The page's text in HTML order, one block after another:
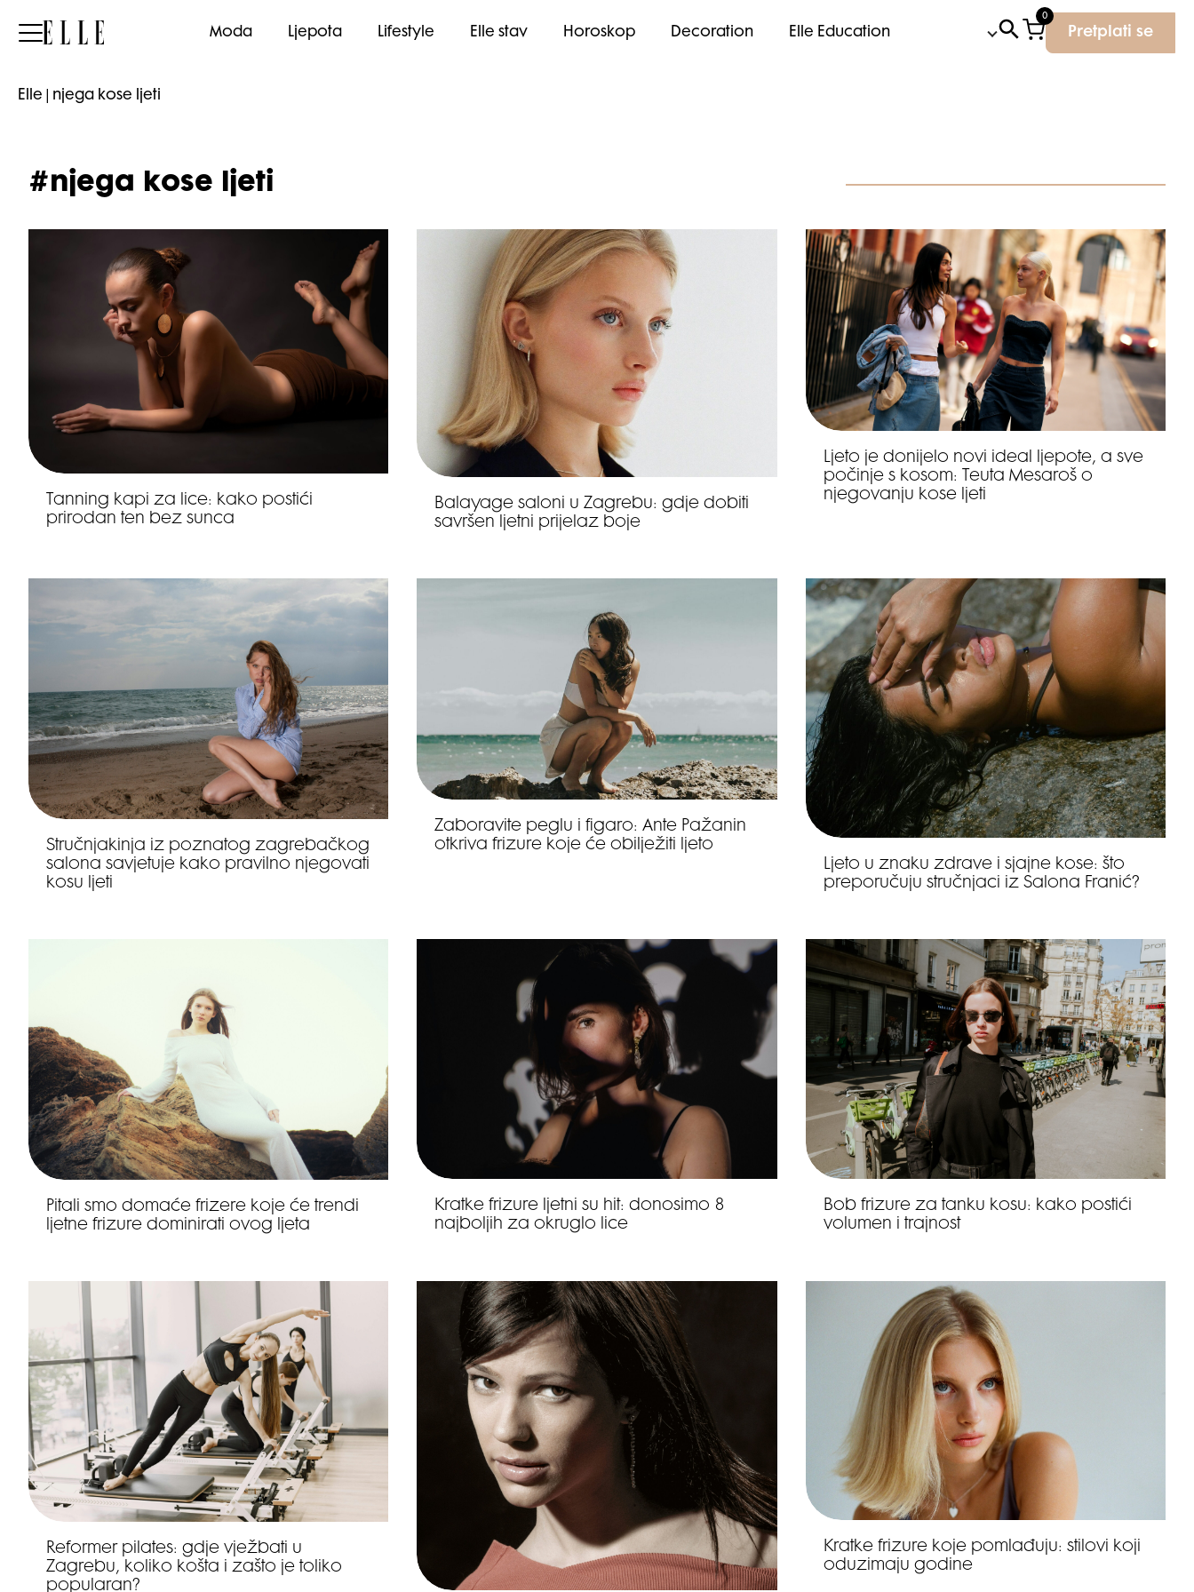
Elle Moda Ljepota Lifestyle Elle stav Horoskop Decoration Elle Education
0
Pretplati se
Elle njega kose ljeti
#njega kose ljeti
Tanning kapi za lice: kako postići
prirodan ten bez sunca
Balayage saloni u Zagrebu: gdje dobiti
savršen ljetni prijelaz boje
Ljeto je donijelo novi ideal ljepote, a sve
počinje s kosom: Teuta Mesaroš o
njegovanju kose ljeti
Stručnjakinja iz poznatog zagrebačkog
salona savjetuje kako pravilno njegovati
kosu ljeti
Zaboravite peglu i figaro: Ante Pažanin
otkriva frizure koje će obilježiti ljeto
Ljeto u znaku zdrave i sjajne kose: što
preporučuju stručnjaci iz Salona Franić?
Pitali smo domaće frizere koje će trendi
ljetne frizure dominirati ovog ljeta
Kratke frizure ljetni su hit: donosimo 8
najboljih za okruglo lice
Bob frizure za tanku kosu: kako postići
volumen i trajnost
Reformer pilates: gdje vježbati u
Zagrebu, koliko košta i zašto je toliko
popularan?
Kratke frizure koje pomlađuju: stilovi koji
oduzimaju godine